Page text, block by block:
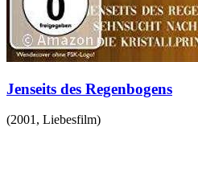
Jenseits des Regenbogens
(2001 , Liebesfilm)